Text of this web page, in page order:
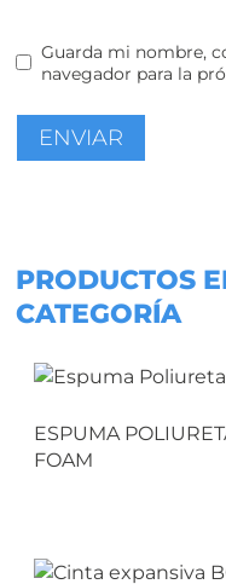
Guarda mi nombre,
navegador para la
PRODUCTOS
CATEGORÍA
ESPUMA
FOAM